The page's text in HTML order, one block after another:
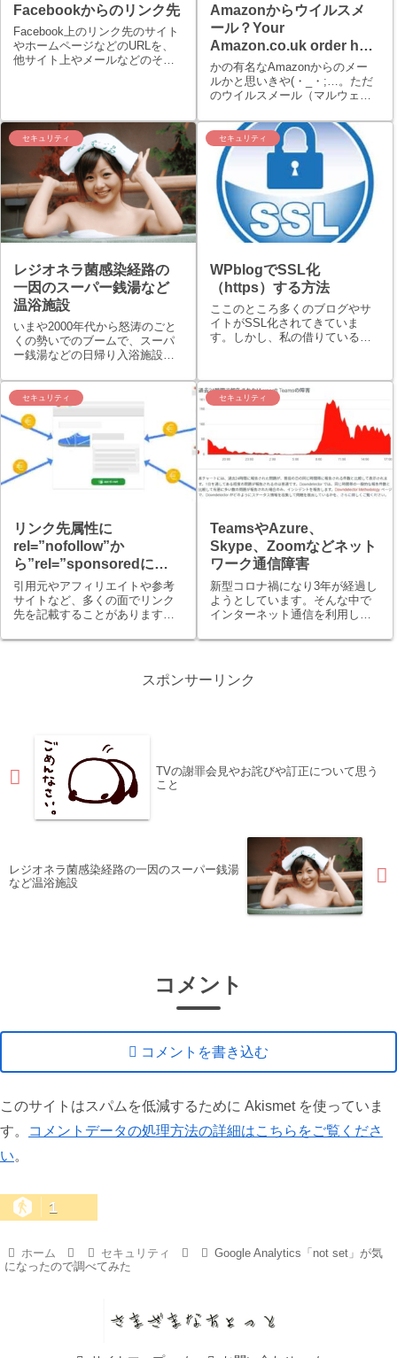
Facebookからのリンク先
Facebook上のリンク先のサイト
やホームページなどのURLを、
他サイト上やメールなどのその
上...
Amazonからウイルスメ
ール？Your
Amazon.co.uk order has
dispatched
かの有名なAmazonからのメー
ルかと思いきや(・_・;…。ただ
のウイルスメール（マルウェア
た。宛先のメールアドレスは、
auto-shipping@amazon.comで
す。上記メールアドレスからの
メールのタイ...
セキュリティ
レジオネラ菌感染経路の
一因のスーパー銭湯など
温浴施設
いまや2000年代から怒涛のごと
くの勢いでのブームで、スーパ
ー銭湯などの日帰り入浴施設が
どの入浴施設で、レジオネラ菌
の感染などが時々話題や問題に
なることがあります。そもそ
も、レジオネラ菌はある意味常
在細菌ですが、...
セキュリティ
WPblogでSSL化
（https）する方法
ここのところ多くのブログやサ
イトがSSL化されてきていま
す。しかし、私の借りているネ
が基本的にできません。しか
し、無理やりSSL化することが
できました。備忘録として残し
セキュリティ
リンク先属性に
rel=”nofollow”か
ら”rel=”sponsoredに？
Googleに振り回され
る…。？
引用元やアフィリエイトや参考
サイトなど、多くの面でリンク
先を記載することがあります。
れたりCMSによっては勝手に付
イトサイト自体が始めからリン
セキュリティ
TeamsやAzure、
Skype、Zoomなどネット
ワーク通信障害
新型コロナ禍になり3年が経過し
ようとしています。そんな中で
インターネット通信を利用した
て行われるウェビナーなどの在
を挙げますと、
スポンサーリンク
TVの謝罪会見やお詫びや訂正について思う
こと
レジオネラ菌感染経路の一因のスーパー銭湯
など温浴施設
コメント
コメントを書き込む
このサイトはスパムを低減するために Akismet を使っていま
す。
コメントデータの処理方法の詳細はこちらをご覧くださ
い。
1
ホーム セキュリティ
Google Analytics「not set」が気
になったので調べてみた